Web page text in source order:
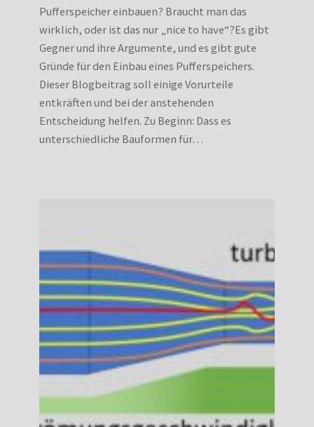
Pufferspeicher einbauen? Braucht man das
wirklich, oder ist das nur „nice to have“?Es gibt
Gegner und ihre Argumente, und es gibt gute
Gründe für den Einbau eines Pufferspeichers.
Dieser Blogbeitrag soll einige Vorurteile
entkräften und bei der anstehenden
Entscheidung helfen. Zu Beginn: Dass es
unterschiedliche Bauformen für…